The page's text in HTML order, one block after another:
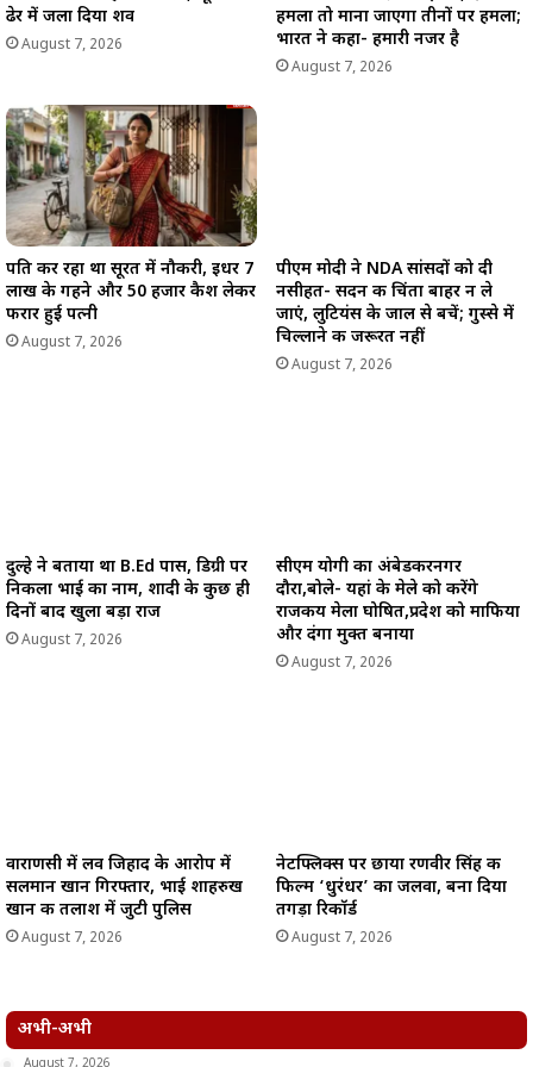
ढेर में जला दिया शव
August 7, 2026
हमला तो माना जाएगा तीनों पर हमला;
भारत ने कहा- हमारी नजर है
August 7, 2026
पति कर रहा था सूरत में नौकरी, इधर 7
लाख के गहने और 50 हजार कैश लेकर
फरार हुई पत्नी
August 7, 2026
पीएम मोदी ने NDA सांसदों को दी
नसीहत- सदन की चिंता बाहर न ले
जाएं, लुटियंस के जाल से बचें; गुस्से में
चिल्लाने की जरूरत नहीं
August 7, 2026
दुल्हे ने बताया था B.Ed पास, डिग्री पर
निकला भाई का नाम, शादी के कुछ ही
दिनों बाद खुला बड़ा राज
August 7, 2026
सीएम योगी का अंबेडकरनगर
दौरा,बोले- यहां के मेले को करेंगे
राजकीय मेला घोषित,प्रदेश को माफिया
और दंगा मुक्त बनाया
August 7, 2026
वाराणसी में लव जिहाद के आरोप में
सलमान खान गिरफ्तार, भाई शाहरुख
खान की तलाश में जुटी पुलिस
August 7, 2026
नेटफ्लिक्स पर छाया रणवीर सिंह की
फिल्म ‘धुरंधर’ का जलवा, बना दिया
तगड़ा रिकॉर्ड
August 7, 2026
अभी-अभी
August 7, 2026